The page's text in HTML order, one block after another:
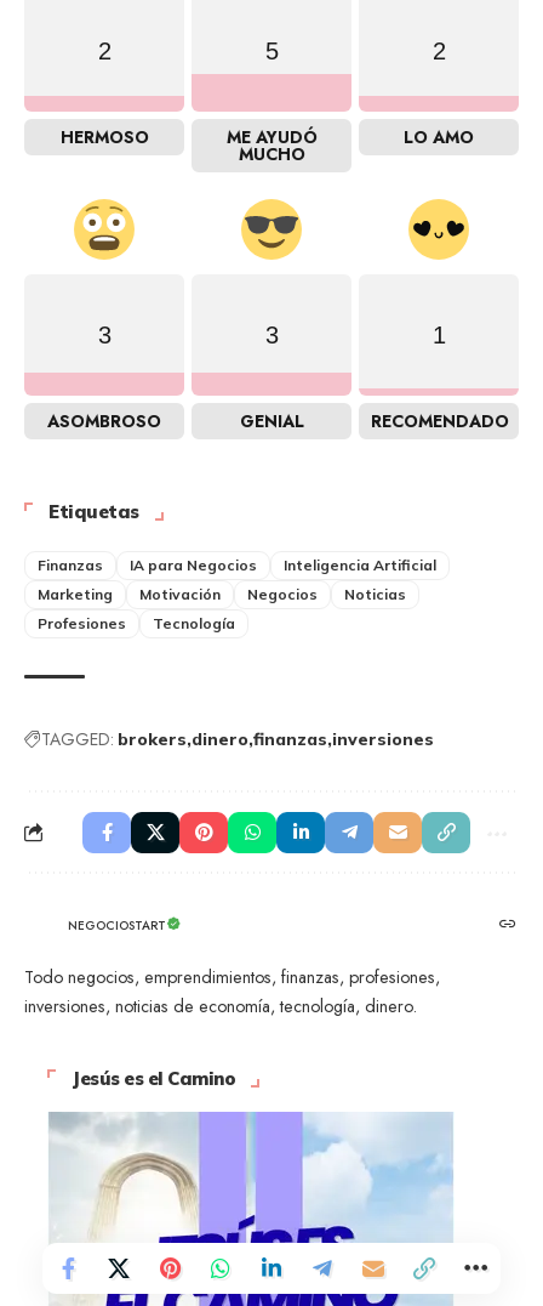
2
HERMOSO
5
ME AYUDÓ
MUCHO
2
LO AMO
3
ASOMBROSO
3
GENIAL
1
RECOMENDADO
Etiquetas
Finanzas IA para Negocios
Inteligencia Artificial
Marketing
Motivación Negocios
Noticias
Profesiones
Tecnología
TAGGED: brokers dinero finanzas inversiones
NEGOCIOSTART
Todo negocios, emprendimientos, finanzas, profesiones,
inversiones, noticias de economía, tecnología, dinero.
Jesús es el Camino